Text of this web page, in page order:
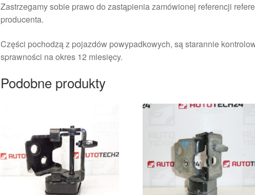
Zastrzegamy sobie prawo do zastąpienia zamówionej referencji
producenta.
Części pochodzą z pojazdów powypadkowych, są starannie
sprawności na okres 12 miesięcy.
Podobne produkty